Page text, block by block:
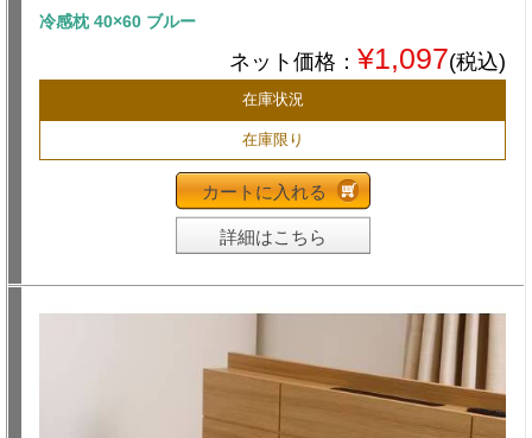
冷感枕 40×60 ブルー
ネット価格： ¥1,097(税込)
在庫状況
在庫限り
カートに入れる
詳細はこちら